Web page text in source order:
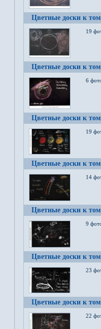
Цветные доски к
19
Цветные доски к
6
Цветные доски к
19
Цветные доски к
14
Цветные доски к
9
Цветные доски к
23
Цветные доски к
22